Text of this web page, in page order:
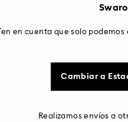
Tono oro
Ten en cuenta que solo
Cambiar a
Realizamos envíos a